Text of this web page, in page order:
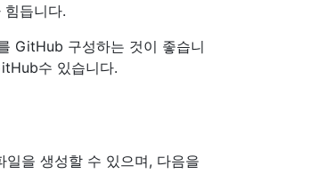
듭니다.
GitHub 구성하는 것이 좋습니
수 있습니다.
일을 생성할 수 있으며, 다음을